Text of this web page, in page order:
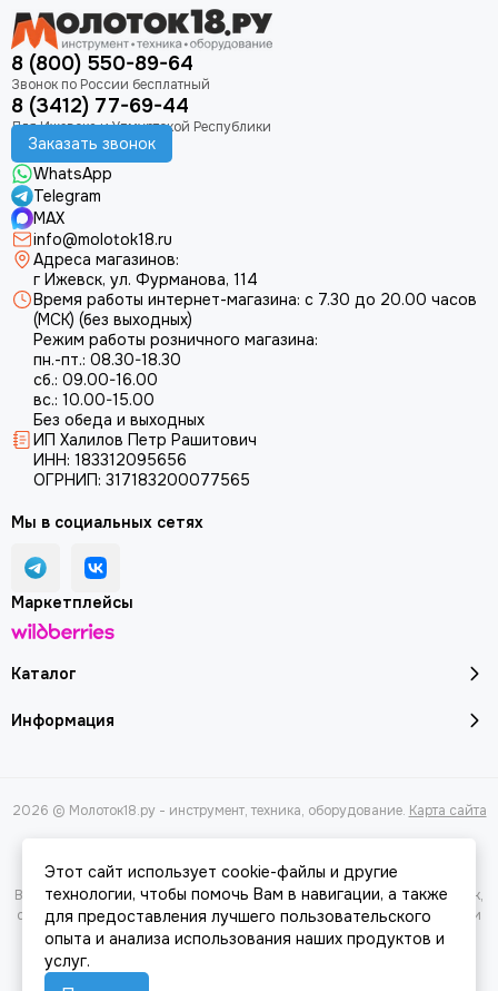
8 (800) 550-89-64
8 (3412) 77-69-44
Заказать звонок
WhatsApp
Telegram
MAX
info@molotok18.ru
Адреса магазинов:
г Ижевск, ул. Фурманова, 114
Время работы интернет-магазина: с 7.30 до 20.00 часов
(МСК) (без выходных)
Режим работы розничного магазина:
пн.-пт.: 08.30-18.30
сб.: 09.00-16.00
вс.: 10.00-15.00
Без обеда и выходных
ИП Халилов Петр Рашитович
ИНН: 183312095656
ОГРНИП: 317183200077565
Каталог
Информация
Мы в социальных сетях
Маркетплейсы
2026 © Молоток18.ру - инструмент, техника, оборудование. Карта сайта
Вся представленная на сайте информация, касающаяся характеристик,
стоимости товаров и услуг, носит информационный характер и ни при
каких условиях не является публичной офертой, определяемой
положениями Статьи 437(2) Гражданского кодекса РФ.
Этот сайт использует cookie-файлы и другие
технологии, чтобы помочь Вам в навигации, а также
для предоставления лучшего пользовательского
опыта и анализа использования наших продуктов и
услуг.